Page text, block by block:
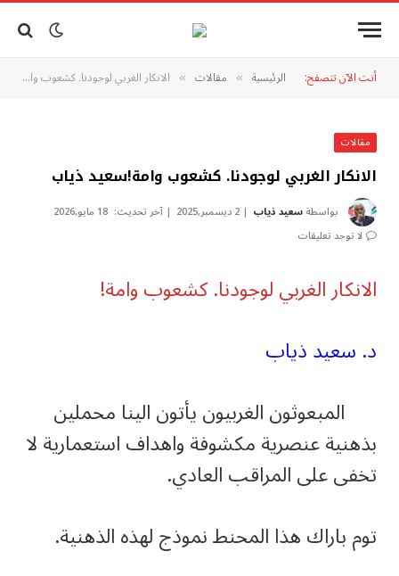
أنت الآن تتصفح: الرئيسية » مقالات » الانكار الغربي لوجودنا. كشعوب وامة!سعيد ذياب
مقالات
الانكار الغربي لوجودنا. كشعوب وامة!سعيد ذياب
بواسطةسعيد ذياب 2 ديسمبر,2025 آخر تحديث: 18 مايو,2026
لا توجد تعليقات
الانكار الغربي لوجودنا. كشعوب وامة!
د. سعيد ذياب
المبعوثون الغربيون يأتون الينا محملين
بذهنية عنصرية مكشوفة واهداف استعمارية لا
تخفى على المراقب العادي.
توم باراك هذا المحنط نموذج لهذه الذهنية.